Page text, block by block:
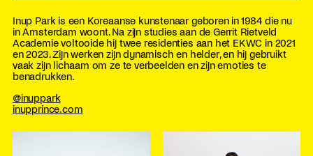
Inup Park is een Koreaanse kunstenaar geboren in 1984 die nu
in Amsterdam woont. Na zijn studies aan de Gerrit Rietveld
Academie voltooide hij twee residenties aan het EKWC in 2021
en 2023. Zijn werken zijn dynamisch en helder, en hij gebruikt
vaak zijn lichaam om ze te verbeelden en zijn emoties te
benadrukken.
@inuppark
inupprince.com